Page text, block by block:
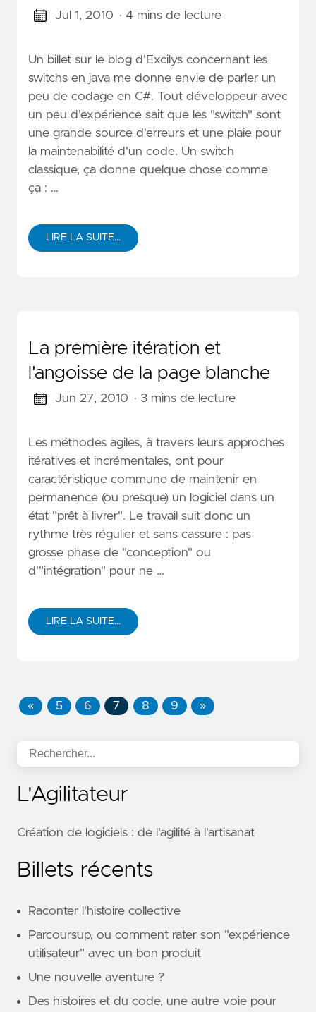
Jul 1, 2010 · 4 mins de lecture
Un billet sur le blog d'Excilys concernant les
switchs en java me donne envie de parler un
peu de codage en C#. Tout développeur avec
un peu d'expérience sait que les "switch" sont
une grande source d'erreurs et une plaie pour
la maintenabilité d'un code. Un switch
classique, ça donne quelque chose comme
ça : …
LIRE LA SUITE…
La première itération et
l'angoisse de la page blanche
Jun 27, 2010 · 3 mins de lecture
Les méthodes agiles, à travers leurs approches
itératives et incrémentales, ont pour
caractéristique commune de maintenir en
permanence (ou presque) un logiciel dans un
état "prêt à livrer". Le travail suit donc un
rythme très régulier et sans cassure : pas
grosse phase de "conception" ou
d'"intégration" pour ne …
LIRE LA SUITE…
« 5 6 7 8 9 »
L'Agilitateur
Création de logiciels : de l'agilité à l'artisanat
Billets récents
Raconter l'histoire collective
Parcoursup, ou comment rater son "expérience
utilisateur" avec un bon produit
Une nouvelle aventure ?
Des histoires et du code, une autre voie pour